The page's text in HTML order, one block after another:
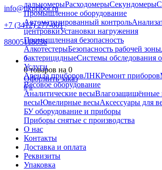
info@nkpribor.ru
+7 (3412) 277-001
88005118036
0
0 товаров на 0
Оформить заказ
0 0
дальномерыРасходомерыСекундомеры
Промышленное оборудование
Автоматизированный контроль
центровкиУстановки нагружения
Промышленная безопасность
АлкотестерыБезопасность рабочей зоны
бактерицидныеСистемы обследования
Услуги
Аренда приборовЛНКРемонт приборов
Весовое оборудование
Аналитические весыВлагозащищённые
весыЮвелирные весыАксессуары для
БУ оборудование и приборы
Приборы снятые с производства
О нас
Контакты
Доставка и оплата
Реквизиты
Упаковка